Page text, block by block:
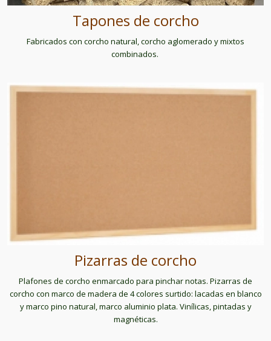
Tapones de corcho
Fabricados con corcho natural, corcho aglomerado y mixtos
combinados.
Pizarras de corcho
Plafones de corcho enmarcado para pinchar notas. Pizarras de
corcho con marco de madera de 4 colores surtido: lacadas en blanco
y marco pino natural, marco aluminio plata. Vinílicas, pintadas y
magnéticas.